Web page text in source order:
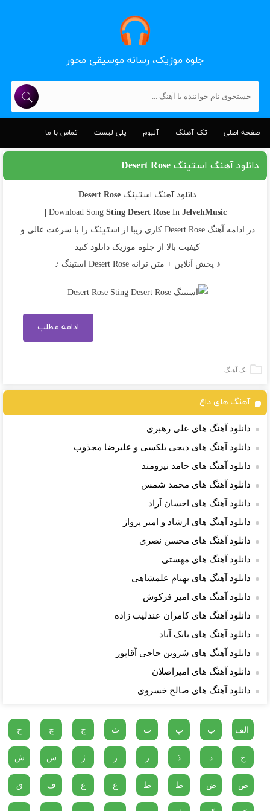
جلوه موزیک، رسانه موسیقی محور
صفحه اصلی تک آهنگ آلبوم پلی لیست تماس با ما
دانلود آهنگ استینگ Desert Rose
دانلود آهنگ استینگ Desert Rose
| Download Song
Sting Desert RoseIn JelvehMusic |
در ادامه آهنگ Desert Rose کاری زیبا از استینگ را با سرعت عالی و
کیفیت بالا از جلوه موزیک دانلود کنید
♪ پخش آنلاین + متن ترانه Desert Rose استینگ ♪
ادامه مطلب
تک آهنگ
آهنگ های داغ
دانلود آهنگ های علی رهبری
دانلود آهنگ های دیجی بلکسی و علیرضا مجذوب
دانلود آهنگ های حامد نیرومند
دانلود آهنگ های محمد شمس
دانلود آهنگ های احسان آراد
دانلود آهنگ های ارشاد و امیر پرواز
دانلود آهنگ های محسن نصری
دانلود آهنگ های مهستی
دانلود آهنگ های بهنام علمشاهی
دانلود آهنگ های امیر فرکوش
دانلود آهنگ های کامران عندلیب زاده
دانلود آهنگ های بابک آباد
دانلود آهنگ های شروین حاجی آقاپور
دانلود آهنگ های امیراصلان
دانلود آهنگ های صالح خسروی
الف ب پ ت ث ج چ ح
خ د ذ ر ز ژ س ش
ص ض ط ظ ع غ ف ق